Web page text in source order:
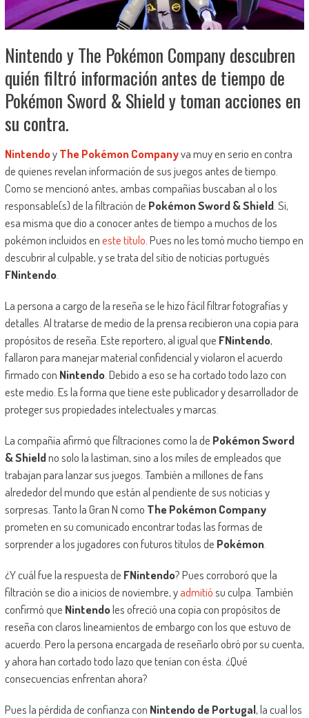
Nintendo y The Pokémon Company descubren
quién filtró información antes de tiempo de
Pokémon Sword & Shield y toman acciones en
su contra.
NintendoyThe Pokémon Companyva muy en serio en contra
de quienes revelan información de sus juegos antes de tiempo.
Como se mencionó antes, ambas compañías buscaban al o los
responsable(s) de la filtración de Pokémon Sword & Shield. Sí,
esa misma que dio a conocer antes de tiempo a muchos de los
pokémon incluidos eneste título . Pues no les tomó mucho tiempo en
descubrir al culpable, y se trata del sitio de noticias portugués
FNintendo.
La persona a cargo de la reseña se le hizo fácil filtrar fotografías y
detalles. Al tratarse de medio de la prensa recibieron una copia para
propósitos de reseña. Este reportero, al igual que FNintendo,
fallaron para manejar material confidencial y violaron el acuerdo
firmado con Nintendo. Debido a eso se ha cortado todo lazo con
este medio. Es la forma que tiene este publicador y desarrollador de
proteger sus propiedades intelectuales y marcas.
La compañía afirmó que filtraciones como la de Pokémon Sword
& Shieldno solo la lastiman, sino a los miles de empleados que
trabajan para lanzar sus juegos. También a millones de fans
alrededor del mundo que están al pendiente de sus noticias y
sorpresas. Tanto la Gran N como The Pokémon Company
prometen en su comunicado encontrar todas las formas de
sorprender a los jugadores con futuros títulos de Pokémon.
¿Y cuál fue la respuesta de FNintendo? Pues corroboró que la
filtración se dio a inicios de noviembre, yadmitiósu culpa. También
confirmó que Nintendoles ofreció una copia con propósitos de
reseña con claros lineamientos de embargo con los que estuvo de
acuerdo. Pero la persona encargada de reseñarlo obró por su cuenta,
y ahora han cortado todo lazo que tenían con ésta. ¿Qué
consecuencias enfrentan ahora?
Pues la pérdida de confianza con Nintendo de Portugal, la cual los